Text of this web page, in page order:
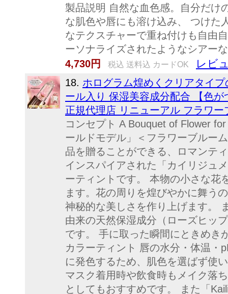
製品説明 自然な血色感。自分だけ
な肌色や唇にも溶け込み、 つけた
なテクスチャーで重ね付けも自由
ーソナライズされたようなシアー
4,730円
税込 送料込 カードOK レビ
18. ホログラム煌めくクリアタイ
ール入り 保湿美容成分配合 【色
正規代理店 リニューアル フラワ
コンセプト A Bouquet of Flower
ールドモデル」＜フラワーブルー
品を贈ることができる、ロマンテ
インスパイアされた「カイリジュ
ーティントです。 本物の小さな花
ます。花の周りを煌びやかに舞う
神秘的な美しさを作り上げます。
由来の天然保湿成分（ローズヒッ
です。 手に取った瞬間にときめき
カラーティント 唇の水分・体温・
に発色するため、肌色を選ばず使
マスク着用時や飲食時もメイク落
としてもおすすめです。 また「